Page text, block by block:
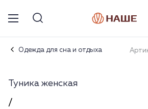
Одежда для сна и отдыха
Туника женская
/